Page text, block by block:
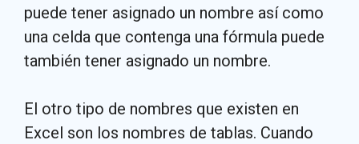
puede tener asignado un nombre así como
una celda que contenga una fórmula puede
también tener asignado un nombre.
El otro tipo de nombres que existen en
Excel son los nombres de tablas. Cuando